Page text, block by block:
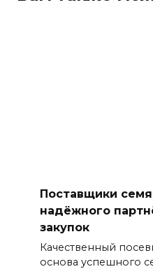
Поставщики
надёжного
закупок
Качественный
основа успешного